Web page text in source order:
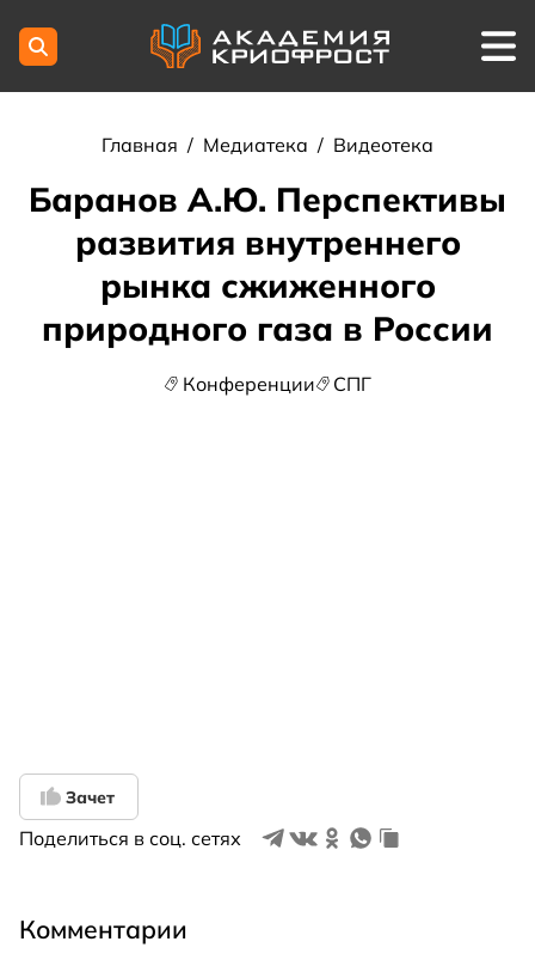
Главная / Медиатека / Видеотека
Баранов А.Ю. Перспективы
развития внутреннего
рынка сжиженного
природного газа в России
Конференции СПГ
Зачет
Поделиться в соц. сетях
Комментарии